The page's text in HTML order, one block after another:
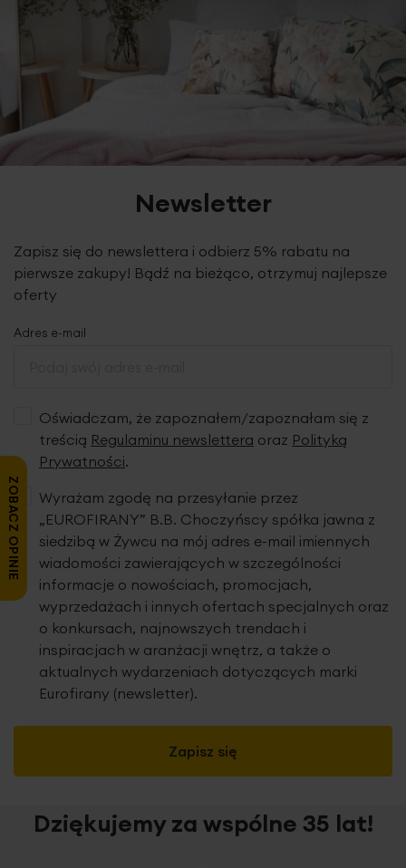
Newsletter
Zapisz się do newslettera i odbierz 5% rabatu na
pierwsze zakupy! Bądź na bieżąco, otrzymuj najlepsze
oferty
Adres e-mail
Oświadczam, że zapoznałem/zapoznałam się z
treścią Regulaminu newslettera oraz Polityką
Prywatności.
Zapisz się
Wyrażam zgodę na przesyłanie przez
„EUROFIRANY” B.B. Choczyńscy spółka jawna z
siedzibą w Żywcu na mój adres e-mail imiennych
wiadomości zawierających w szczególności
informacje o nowościach, promocjach,
wyprzedażach i innych ofertach specjalnych oraz
o konkursach, najnowszych trendach i
inspiracjach w aranżacji wnętrz, a także o
aktualnych wydarzeniach dotyczących marki
Eurofirany (newsletter).
Dziękujemy za wspólne 35 lat!
ZOBACZ OPINIE